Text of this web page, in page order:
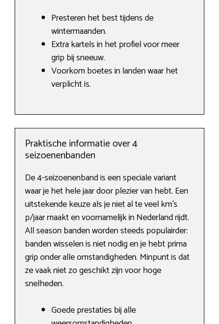
Presteren het best tijdens de
wintermaanden.
Extra kartels in het profiel voor meer
grip bij sneeuw.
Voorkom boetes in landen waar het
verplicht is.
Praktische informatie over 4
seizoenenbanden
De 4-seizoenenband is een speciale variant
waar je het hele jaar door plezier van hebt. Een
uitstekende keuze als je niet al te veel km’s
p/jaar maakt en voornamelijk in Nederland rijdt.
All season banden worden steeds populairder:
banden wisselen is niet nodig en je hebt prima
grip onder alle omstandigheden. Minpunt is dat
ze vaak niet zo geschikt zijn voor hoge
snelheden.
Goede prestaties bij alle